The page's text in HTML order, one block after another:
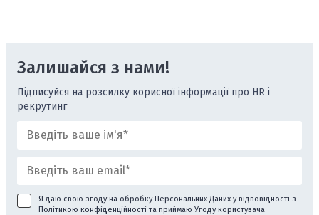
Залишайся з нами!
Підписуйся на розсилку корисної інформації про HR і
рекрутинг
Я даю свою згоду на обробку Персональних Даних у відповідності з
Політикою конфіденційності та приймаю Угоду користувача